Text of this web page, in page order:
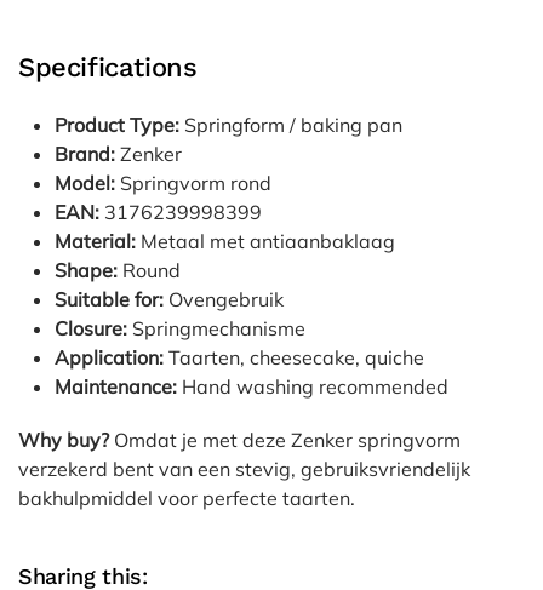
Specifications
Product Type: Springform / baking pan
Brand: Zenker
Model: Springvorm rond
EAN: 3176239998399
Material: Metaal met antiaanbaklaag
Shape: Round
Suitable for: Ovengebruik
Closure: Springmechanisme
Application: Taarten, cheesecake, quiche
Maintenance: Hand washing recommended
Why buy?Omdat je met deze Zenker springvorm
verzekerd bent van een stevig, gebruiksvriendelijk
bakhulpmiddel voor perfecte taarten.
Sharing this: